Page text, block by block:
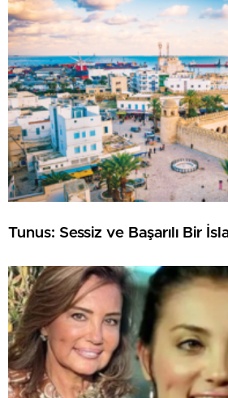
Tunus: Sessiz ve Başarılı Bir